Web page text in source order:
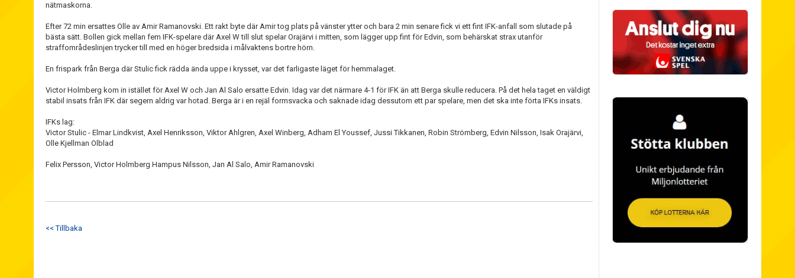
nätmaskorna.
Efter 72 min ersattes Olle av Amir Ramanovski. Ett rakt byte där Amir tog plats på vänster ytter och bara 2 min senare fick vi ett fint IFK-anfall som slutade på
bästa sätt. Bollen gick mellan fem IFK-spelare där Axel W till slut spelar Orajärvi i mitten, som lägger upp fint för Edvin, som behärskat strax utanför
straffområdeslinjen trycker till med en höger bredsida i målvaktens bortre hörn.
En frispark från Berga där Stulic fick rädda ända uppe i krysset, var det farligaste läget för hemmalaget.
Victor Holmberg kom in istället för Axel W och Jan Al Salo ersatte Edvin. Idag var det närmare 4-1 för IFK än att Berga skulle reducera. På det hela taget en väldigt
stabil insats från IFK där segern aldrig var hotad. Berga är i en rejäl formsvacka och saknade idag dessutom ett par spelare, men det ska inte förta IFKs insats.
IFKs lag:
Victor Stulic - Elmar Lindkvist, Axel Henriksson, Viktor Ahlgren, Axel Winberg, Adham El Youssef, Jussi Tikkanen, Robin Strömberg, Edvin Nilsson, Isak Orajärvi,
Olle Kjellman Olblad
Felix Persson, Victor Holmberg Hampus Nilsson, Jan Al Salo, Amir Ramanovski
<< Tillbaka